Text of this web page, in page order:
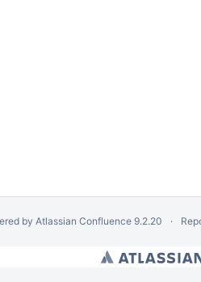
by Atlassian Confluence 9.2.20